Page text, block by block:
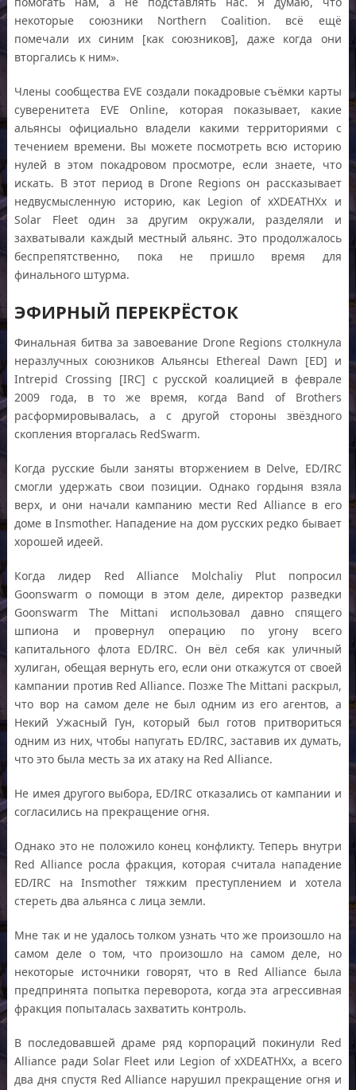
некоторые союзники Northern Coalition. всё ещё
помечали их синим [как союзников], даже когда они
вторгались к ним».
Члены сообщества EVE создали покадровые съёмки карты
суверенитета EVE Online, которая показывает, какие
альянсы официально владели какими территориями с
течением времени. Вы можете посмотреть всю историю
нулей в этом покадровом просмотре, если знаете, что
искать. В этот период в Drone Regions он рассказывает
недвусмысленную историю, как Legion of xXDEATHXx и
Solar Fleet один за другим окружали, разделяли и
захватывали каждый местный альянс. Это продолжалось
беспрепятственно, пока не пришло время для
финального штурма.
ЭФИРНЫЙ ПЕРЕКРЁСТОК
Финальная битва за завоевание Drone Regions столкнула
неразлучных союзников Альянсы Ethereal Dawn [ED] и
Intrepid Crossing [IRC] с русской коалицией в феврале
2009 года, в то же время, когда Band of Brothers
расформировывалась, а с другой стороны звёздного
скопления вторгалась RedSwarm.
Когда русские были заняты вторжением в Delve, ED/IRC
смогли удержать свои позиции. Однако гордыня взяла
верх, и они начали кампанию мести Red Alliance в его
доме в Insmother. Нападение на дом русских редко бывает
хорошей идеей.
Когда лидер Red Alliance Molchaliy Plut попросил
Goonswarm о помощи в этом деле, директор разведки
Goonswarm The Mittani использовал давно спящего
шпиона и провернул операцию по угону всего
капитального флота ED/IRC. Он вёл себя как уличный
хулиган, обещая вернуть его, если они откажутся от своей
кампании против Red Alliance. Позже The Mittani раскрыл,
что вор на самом деле не был одним из его агентов, а
Некий Ужасный Гун, который был готов притвориться
одним из них, чтобы напугать ED/IRC, заставив их думать,
что это была месть за их атаку на Red Alliance.
Не имея другого выбора, ED/IRC отказались от кампании и
согласились на прекращение огня.
Однако это не положило конец конфликту. Теперь внутри
Red Alliance росла фракция, которая считала нападение
ED/IRC на Insmother тяжким преступлением и хотела
стереть два альянса с лица земли.
Мне так и не удалось толком узнать что же произошло на
самом деле о том, что произошло на самом деле, но
некоторые источники говорят, что в Red Alliance была
предпринята попытка переворота, когда эта агрессивная
фракция попыталась захватить контроль.
В последовавшей драме ряд корпораций покинули Red
Alliance ради Solar Fleet или Legion of xXDEATHXx, а всего
два дня спустя Red Alliance нарушил прекращение огня и